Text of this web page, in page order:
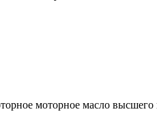
моторное масло высшего